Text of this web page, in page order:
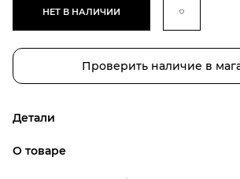
НЕТ В НАЛИЧИИ
Проверить наличие в
Детали
О товаре